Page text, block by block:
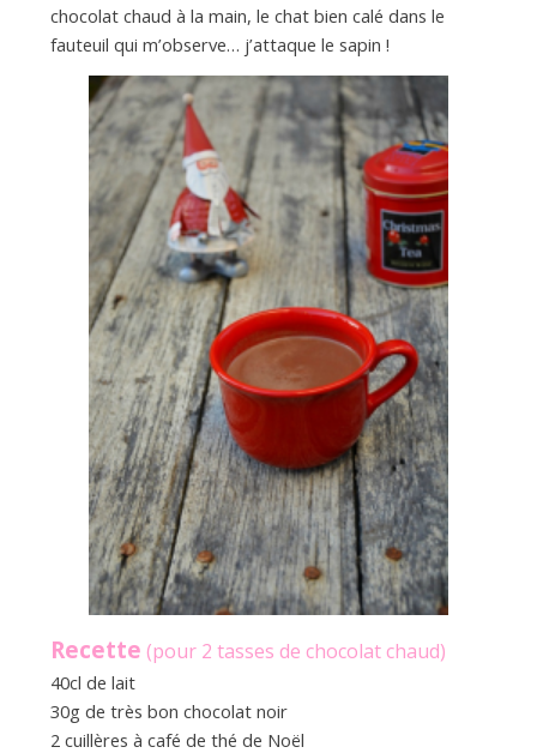
chocolat chaud à la main, le chat bien calé dans le
fauteuil qui m’observe… j’attaque le sapin !
Recette (pour 2 tasses de chocolat chaud)
40cl de lait
30g de très bon chocolat noir
2 cuillères à café de thé de Noël